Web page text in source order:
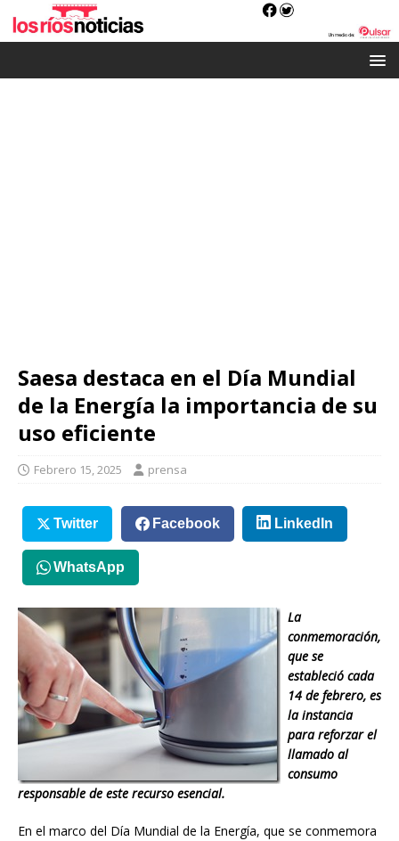
Saesa destaca en el Día Mundial
de la Energía la importancia de su
uso eficiente
Febrero 15, 2025 prensa
Twitter Facebook LinkedIn
WhatsApp
La
conmemoración,
que se
estableció cada
14 de febrero, es
la instancia
para reforzar el
llamado al
consumo
responsable de este recurso esencial.
En el marco del Día Mundial de la Energía, que se conmemora